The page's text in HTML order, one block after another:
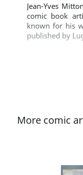
Jean-Yves
comic book
known for his
published by
More comic